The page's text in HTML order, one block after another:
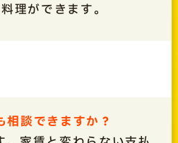
理ができます。
談できますか？